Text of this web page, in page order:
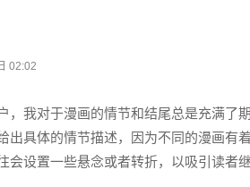
02:02
，我对于漫画的情节和结尾总是充满了
出具体的情节描述，因为不同的漫画有
会设置一些悬念或者转折，以吸引读者继